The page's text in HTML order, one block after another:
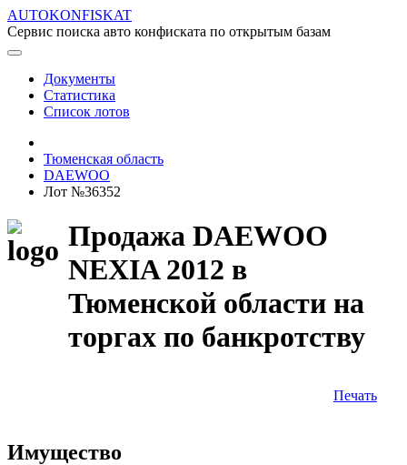
AUTOKONFISKAT
Сервис поиска авто конфиската по открытым базам
Документы
Статистика
Список лотов
Тюменская область
DAEWOO
Лот №36352
Продажа DAEWOO
NEXIA 2012 в
Тюменской области на
торгах по банкротству
Печать
Имущество